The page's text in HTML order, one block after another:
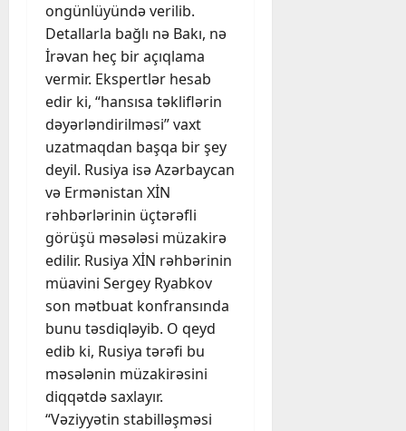
ongünlüyündə verilib.
Detallarla bağlı nə Bakı, nə
İrəvan heç bir açıqlama
vermir. Ekspertlər hesab
edir ki, “hansısa təkliflərin
dəyərləndirilməsi” vaxt
uzatmaqdan başqa bir şey
deyil. Rusiya isə Azərbaycan
və Ermənistan XİN
rəhbərlərinin üçtərəfli
görüşü məsələsi müzakirə
edilir. Rusiya XİN rəhbərinin
müavini Sergey Ryabkov
son mətbuat konfransında
bunu təsdiqləyib. O qeyd
edib ki, Rusiya tərəfi bu
məsələnin müzakirəsini
diqqətdə saxlayır.
“Vəziyyətin stabilləşməsi